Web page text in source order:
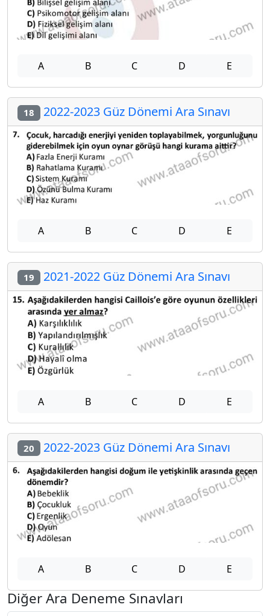
A B C D E
18 2022-2023 Güz Dönemi Ara Sınavı
A B C D E
19 2021-2022 Güz Dönemi Ara Sınavı
A B C D E
20 2022-2023 Güz Dönemi Ara Sınavı
A B C D E
Diğer Ara Deneme Sınavları